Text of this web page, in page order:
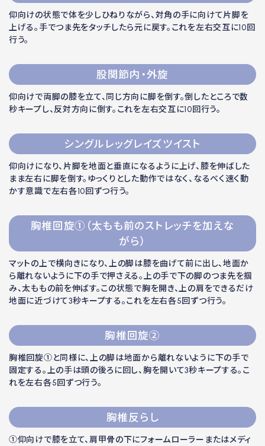
仰向けの状態で体を少しひねりながら、対角の手に向けて片脚を
上げる。手でつま先をタッチしたら元に戻す。これを左右交互に10回
行う。
股関節内・外旋
仰向けで両脚の膝を立て、同じ方向に脚を倒す。倒したところで数
秒キープし、反対方向に倒す。これを左右交互に10回行う。
シングルレッグレイズツイスト
仰向けになり、片脚を地面と垂直になるように上げ、膝を伸ばした
まま左右に脚を倒す。ゆっくりとした動作ではなく、なるべく速く動
かす意識で左右各10回ずつ行う。
胸椎回旋①（太もも前のストレッチを加えな
がら）
マットの上で横向きになり、上の脚は膝を曲げて前に出し、地面か
ら離れないように下の手で押さえる。上の手で下の脚のつま先を掴
み、太ももの前を伸ばす。この状態で胸を開き、上の肩をできるだけ
地面に近づけて3秒キープする。これを左右各5回ずつ行う。
胸椎回旋②
胸椎回旋①と同様に、上の脚は地面から離れないように下の手で
固定する。上の手は頭の後ろに回し、胸を開いて3秒キープする。こ
れを左右各5回ずつ行う。
胸椎反らし
①仰向けで膝を立て、肩甲骨の下にフォームローラーまたはメディ